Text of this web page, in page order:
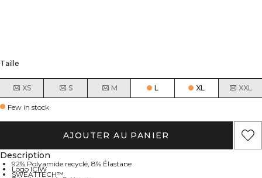
Taille
XS S M L XL XXL
Few in stock
AJOUTER AU PANIER
Description
92% Polyamide recyclé, 8% Élastane
Logo ICIW
SWEATTECH™